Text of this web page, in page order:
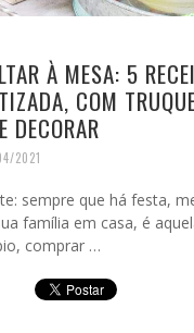
À MESA: 5
COM
DECORAR
2021
sempre que há festa,
família em casa, é
comprar …